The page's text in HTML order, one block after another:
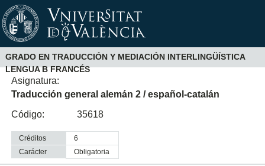
GRADO EN TRADUCCIÓN Y MEDIACIÓN INTERLINGÜÍSTICA
LENGUA B FRANCÉS
Asignatura:
Traducción general alemán 2 / español-catalán
Código:
35618
Créditos
6
Carácter
obligatoria